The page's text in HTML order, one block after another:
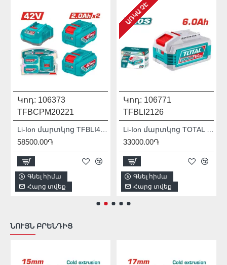
Կոդ: 106373
TFBCPM20221
58500.00֏
Գնել հիմա
Հարց տվեք
ԱՌԿԱ ՉԷ
Կոդ: 106771
TFBLI2126
33000.00֏
Գնել հիմա
Հարց տվեք
ՆՈՒՅՆ ԲՐԵՆԴԻՑ